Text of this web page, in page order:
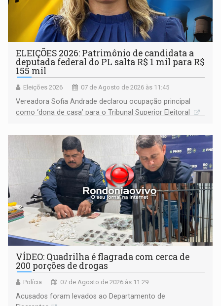
ELEIÇÕES 2026: Patrimônio de candidata a
deputada federal do PL salta R$ 1 mil para R$
155 mil
Eleições 2026 07 de Agosto de 2026 às 11:45
Vereadora Sofia Andrade declarou ocupação principal
como ‘dona de casa’ para o Tribunal Superior Eleitoral
VÍDEO: Quadrilha é flagrada com cerca de
200 porções de drogas
Polícia 07 de Agosto de 2026 às 11:29
Acusados foram levados ao Departamento de